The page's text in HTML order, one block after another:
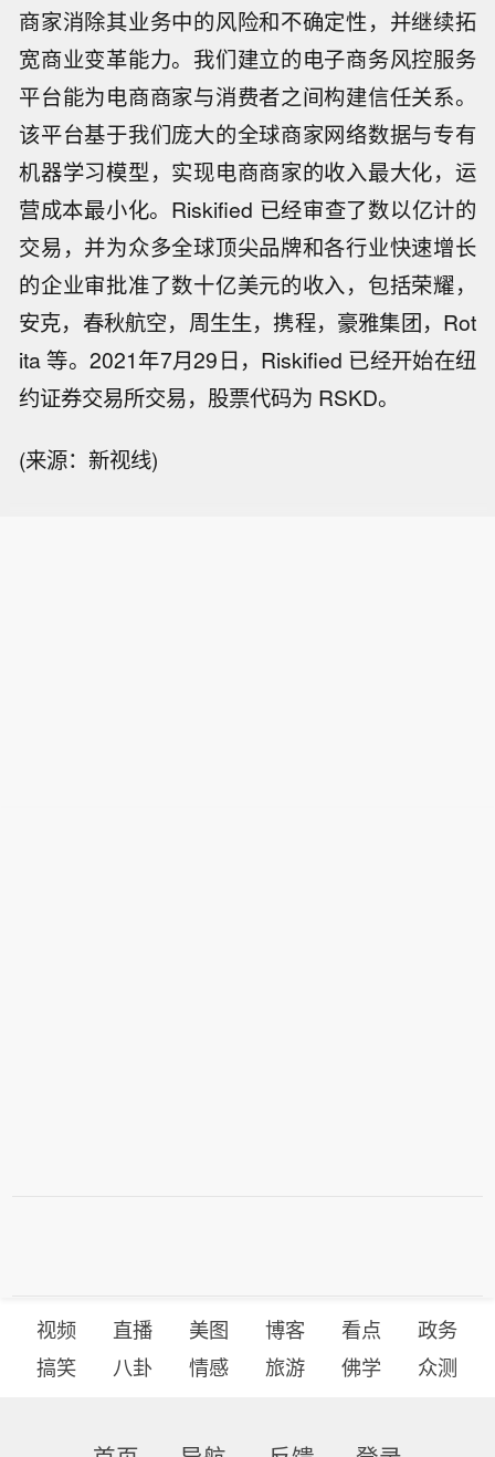
商家消除其业务中的风险和不确定性，并继续拓
宽商业变革能力。我们建立的电子商务风控服务
平台能为电商商家与消费者之间构建信任关系。
该平台基于我们庞大的全球商家网络数据与专有
机器学习模型，实现电商商家的收入最大化，运
营成本最小化。Riskified 已经审查了数以亿计的
交易，并为众多全球顶尖品牌和各行业快速增长
的企业审批准了数十亿美元的收入，包括荣耀，
安克，春秋航空，周生生，携程，豪雅集团，Rot
ita 等。2021年7月29日，Riskified 已经开始在纽
约证券交易所交易，股票代码为 RSKD。
(来源：新视线)
视频 直播 美图 博客 看点
政务
搞笑
八卦 情感 旅游 佛学 众测